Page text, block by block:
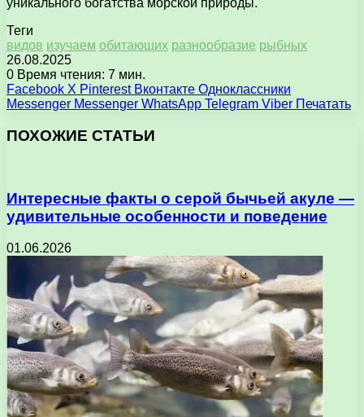
уникального богатства морской природы.
Теги
видов изучаем обитающих разнообразие рыбных
26.08.2025
0 Время чтения: 7 мин.
Facebook X Pinterest Вконтакте Одноклассники
Messenger Messenger WhatsApp Telegram Viber Печатать
ПОХОЖИЕ СТАТЬИ
Интересные факты о серой бычьей акуле —
удивительные особенности и поведение
01.06.2026